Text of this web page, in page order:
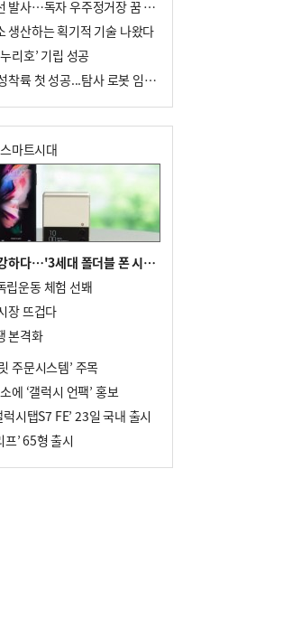
중국 유인우주선 발사…독자 우주정거장 꿈 성큼
생산하는 획기적 기술 나왔다
리호’ 기립 성공
중국 탐사선 화성착륙 첫 성공...탐사 로봇 임무 착수
마트시대
가볍고 물에도 강하다…'3세대 폴더블 폰 시대' 활짝
립운동 체험 선봬
장 뜨겁다
본격화
주문시스템’ 주목
에 ‘갤럭시 언팩’ 홍보
시탭S7 FE’ 23일 국내 출시
프’ 65형 출시